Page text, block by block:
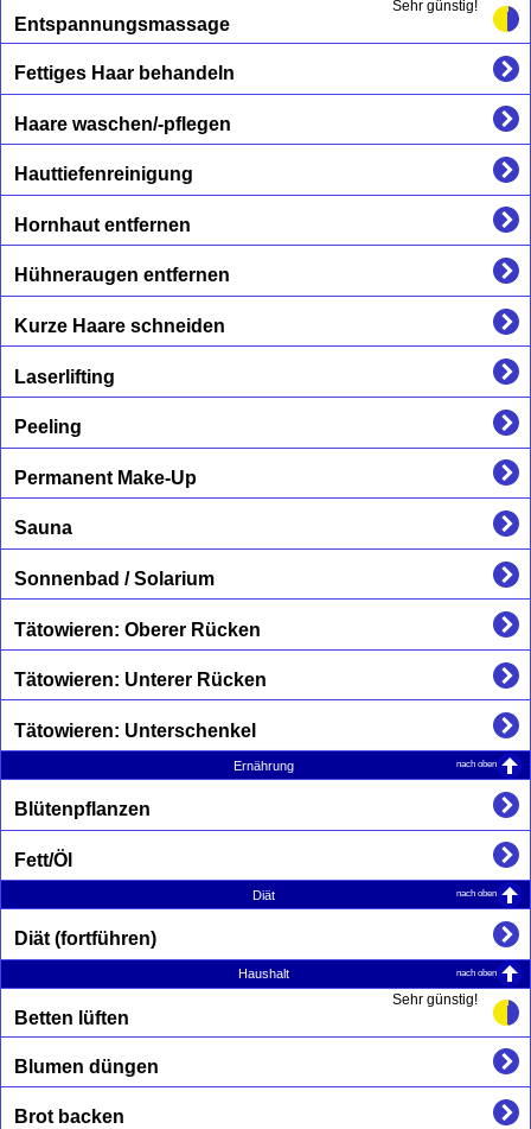
Sehr günstig!
Entspannungsmassage
Fettiges Haar behandeln
Haare waschen/-pflegen
Hauttiefenreinigung
Hornhaut entfernen
Hühneraugen entfernen
Kurze Haare schneiden
Laserlifting
Peeling
Permanent Make-Up
Sauna
Sonnenbad / Solarium
Tätowieren: Oberer Rücken
Tätowieren: Unterer Rücken
Tätowieren: Unterschenkel
Ernährung nach oben
Blütenpflanzen
Fett/Öl
Diät nach oben
Diät (fortführen)
Haushalt nach oben
Sehr günstig!
Betten lüften
Blumen düngen
Brot backen